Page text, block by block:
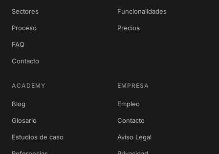
Sectores
Proceso
FAQ
Contacto
Funcionalidades
Precios
ACADEMY
Blog
Glosario
Estudios de caso
EMPRESA
Empleo
Contacto
Aviso Legal